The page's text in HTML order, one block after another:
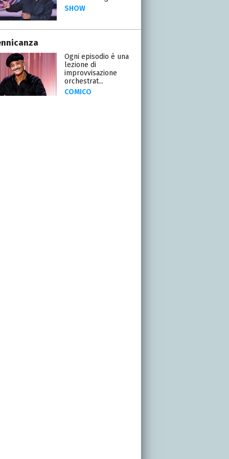
SHOW
Ogni episodio è una
lezione di
improvvisazione
orchestrat...
COMICO